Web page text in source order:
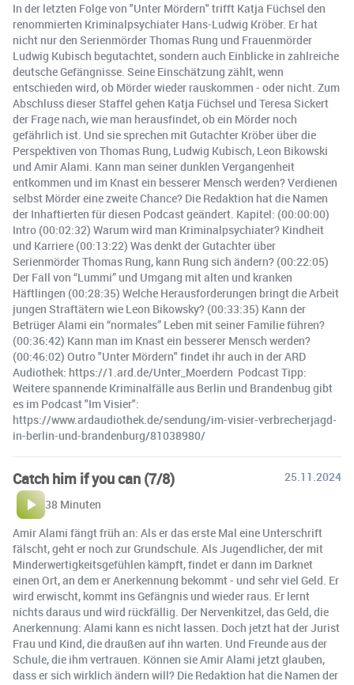
In der letzten Folge von "Unter Mördern" trifft Katja Füchsel den
renommierten Kriminalpsychiater Hans-Ludwig Kröber. Er hat
nicht nur den Serienmörder Thomas Rung und Frauenmörder
Ludwig Kubisch begutachtet, sondern auch Einblicke in zahlreiche
deutsche Gefängnisse. Seine Einschätzung zählt, wenn
entschieden wird, ob Mörder wieder rauskommen - oder nicht. Zum
Abschluss dieser Staffel gehen Katja Füchsel und Teresa Sickert
der Frage nach, wie man herausfindet, ob ein Mörder noch
gefährlich ist. Und sie sprechen mit Gutachter Kröber über die
Perspektiven von Thomas Rung, Ludwig Kubisch, Leon Bikowski
und Amir Alami. Kann man seiner dunklen Vergangenheit
entkommen und im Knast ein besserer Mensch werden? Verdienen
selbst Mörder eine zweite Chance? Die Redaktion hat die Namen
der Inhaftierten für diesen Podcast geändert. Kapitel: (00:00:00)
Intro (00:02:32) Warum wird man Kriminalpsychiater? Kindheit
und Karriere (00:13:22) Was denkt der Gutachter über
Serienmörder Thomas Rung, kann Rung sich ändern? (00:22:05)
Der Fall von “Lummi” und Umgang mit alten und kranken
Häftlingen (00:28:35) Welche Herausforderungen bringt die Arbeit
jungen Straftätern wie Leon Bikowsky? (00:33:35) Kann der
Betrüger Alami ein “normales” Leben mit seiner Familie führen?
(00:36:42) Kann man im Knast ein besserer Mensch werden?
(00:46:02) Outro "Unter Mördern" findet ihr auch in der ARD
Audiothek: https://1.ard.de/Unter_Moerdern ️ Podcast Tipp:
Weitere spannende Kriminalfälle aus Berlin und Brandenbug gibt
es im Podcast "Im Visier":
https://www.ardaudiothek.de/sendung/im-visier-verbrecherjagd-
in-berlin-und-brandenburg/81038980/
Catch him if you can (7/8)
25.11.2024
38 Minuten
Amir Alami fängt früh an: Als er das erste Mal eine Unterschrift
fälscht, geht er noch zur Grundschule. Als Jugendlicher, der mit
Minderwertigkeitsgefühlen kämpft, findet er dann im Darknet
einen Ort, an dem er Anerkennung bekommt - und sehr viel Geld. Er
wird erwischt, kommt ins Gefängnis und wieder raus. Er lernt
nichts daraus und wird rückfällig. Der Nervenkitzel, das Geld, die
Anerkennung: Alami kann es nicht lassen. Doch jetzt hat der Jurist
Frau und Kind, die draußen auf ihn warten. Und Freunde aus der
Schule, die ihm vertrauen. Können sie Amir Alami jetzt glauben,
dass er sich wirklich ändern will? Die Redaktion hat die Namen der